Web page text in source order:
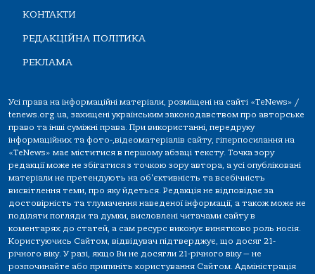
КОНТАКТИ
РЕДАКЦІЙНА ПОЛІТИКА
РЕКЛАМА
Усі права на інформаційні матеріали, розміщені на сайті «TeNews» /
tenews.org.ua, захищені українським законодавством про авторське
право та інші суміжні права. При використанні, передруку
інформаційних та фото-,відеоматеріалів сайту, гіперпосилання на
«TeNews» має міститися в першому абзаці тексту. Точка зору
редакції може не збігатися з точкою зору автора, а усі опубліковані
матеріали не претендують на об'єктивність та всебічність
висвітлення теми, про яку йдеться. Редакція не відповідає за
достовірність та тлумачення наведеної інформації, а також може не
поділяти погляди та думки, висловлені читачами сайту в
коментарях до статей, а сам ресурс виконує винятково роль носія.
Користуючись Сайтом, відвідувач підтверджує, що досяг 21-
річного віку. У разі, якщо Ви не досягли 21-річного віку — не
розпочинайте або припиніть користування Сайтом. Адміністрація